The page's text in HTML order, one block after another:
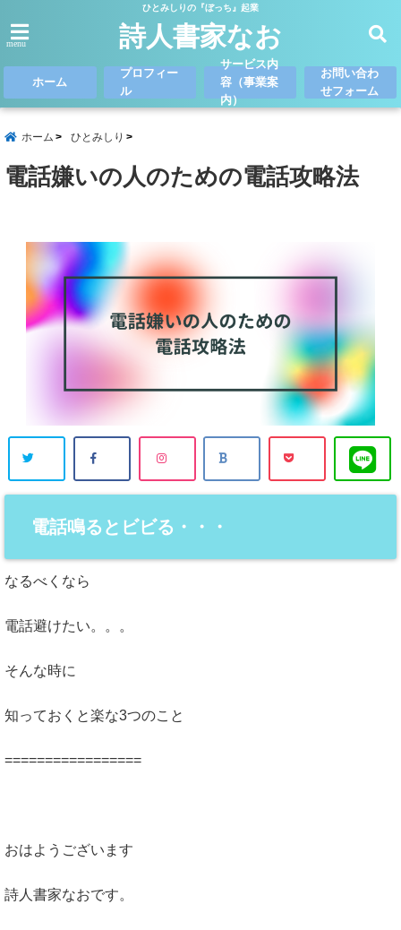
ひとみしりの『ぼっち』起業
menu 詩人書家なお
ホーム
プロフィー
ル
サービス内
容（事業案
内）
お問い合わ
せフォーム
ホーム ひとみしり
電話嫌いの人のための電話攻略法
電話鳴るとビビる・・・
なるべくなら
電話避けたい。。。
そんな時に
知っておくと楽な3つのこと
=================
おはようございます
詩人書家なおです。